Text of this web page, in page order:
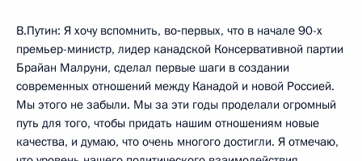
В.Путин: Я хочу вспомнить, во‑первых, что в начале 90-х
премьер-министр, лидер канадской Консервативной партии
Брайан Малруни, сделал первые шаги в создании
современных отношений между Канадой и новой Россией.
Мы этого не забыли. Мы за эти годы проделали огромный
путь для того, чтобы придать нашим отношениям новые
качества, и думаю, что очень многого достигли. Я отмечаю,